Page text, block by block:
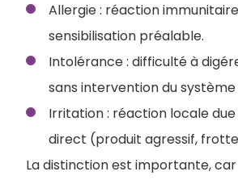
Allergie : réaction
sensibilisation préalable.
Intolérance : difficulté à
sans intervention du
Irritation : réaction locale
direct (produit agressif,
La distinction est importante,